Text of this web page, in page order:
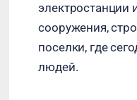
электростанции
сооружения,
поселки, где
людей.